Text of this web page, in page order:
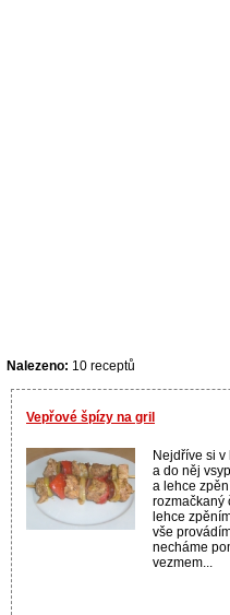
Nalezeno: 10 receptů
Vepřové špízy na gril
Nejdříve si
a do něj
a lehce
rozmačkaný
lehce
vše
necháme
vezmem...